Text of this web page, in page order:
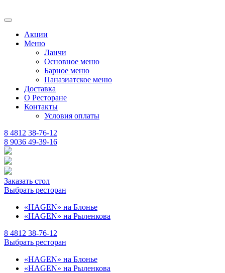
Акции
Меню
Ланчи
Основное меню
Барное меню
Паназиатское меню
Доставка
О Ресторане
Контакты
Условия оплаты
8 4812 38-76-12
8 9036 49-39-16
Заказать стол
Выбрать ресторан
«HAGEN» на Блонье
«HAGEN» на Рыленкова
8 4812 38-76-12
Выбрать ресторан
«HAGEN» на Блонье
«HAGEN» на Рыленкова